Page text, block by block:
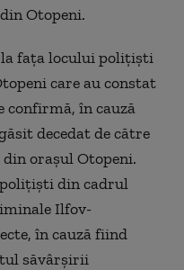
Otopeni.
faţa locului poliţişti
care au constat
confirmă, în cauză
decedat de către
oraşul Otopeni.
din cadrul
Ilfov-
în cauză fiind
săvârşirii